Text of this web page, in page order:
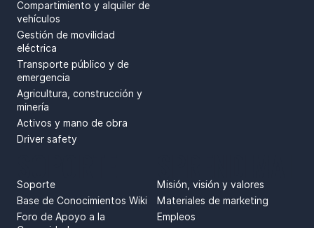
Compartimiento y alquiler de
vehículos
Gestión de movilidad
eléctrica
Transporte público y de
emergencia
Agricultura, construcción y
minería
Activos y mano de obra
Driver safety
Misión, visión y valores
Materiales de marketing
Empleos
Soporte
Base de Conocimientos Wiki
Foro de Apoyo a la